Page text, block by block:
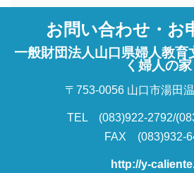
お問い合わせ・お
一般財団法人山口県婦人教育
く婦人の家
〒753-0056 山口市湯田
TEL (083)922-2792/
FAX (083)932-
http://y-